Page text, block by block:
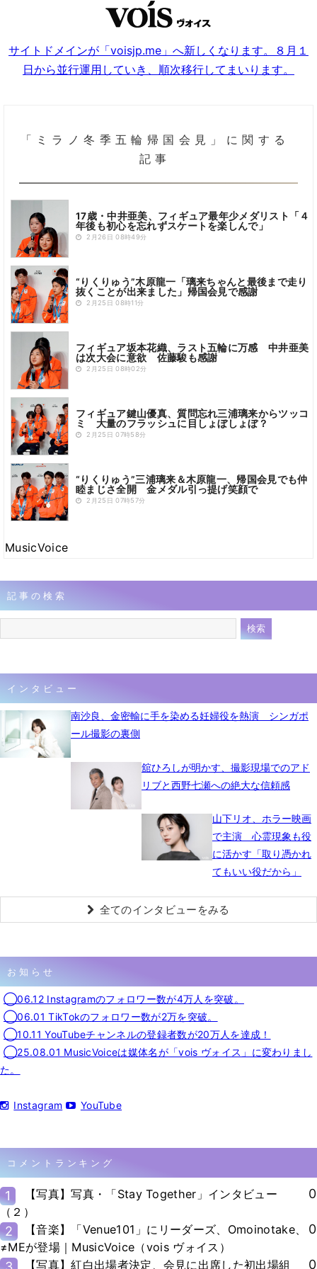
サイトドメインが「voisjp.me」へ新しくなります。８月１
日から並行運用していき、順次移行してまいります。
「ミラノ冬季五輪帰国会見」に関する
記事
17歳・中井亜美、フィギュア最年少メダリスト「４
年後も初心を忘れずスケートを楽しんで」
2月26日 08時49分
“りくりゅう”木原龍一「璃来ちゃんと最後まで走り
抜くことが出来ました」帰国会見で感謝
2月25日 08時11分
フィギュア坂本花織、ラスト五輪に万感 中井亜美
は次大会に意欲 佐藤駿も感謝
2月25日 08時02分
フィギュア鍵山優真、質問忘れ三浦璃来からツッコ
ミ 大量のフラッシュに目しょぼしょぼ？
2月25日 07時58分
“りくりゅう”三浦璃来＆木原龍一、帰国会見でも仲
睦まじさ全開 金メダル引っ提げ笑顔で
2月25日 07時57分
MusicVoice
記事の検索
インタビュー
南沙良、金密輸に手を染める妊婦役を熱演 シンガポ
ール撮影の裏側
舘ひろしが明かす、撮影現場でのアド
リブと西野七瀬への絶大な信頼感
山下リオ、ホラー映画
で主演 心霊現象も役
に活かす「取り憑かれ
てもいい役だから」
全てのインタビューをみる
お知らせ
◯06.12 Instagramのフォロワー数が4万人を突破。
◯06.01 TikTokのフォロワー数が2万を突破。
◯10.11 YouTubeチャンネルの登録者数が20万人を達成！
◯25.08.01 MusicVoiceは媒体名が「vois ヴォイス」に変わりまし
た。
Instagram YouTube
コメントランキング
1
【写真】写真・「Stay Together」インタビュー
（２）
0
2
【音楽】「Venue101」にリーダーズ、Omoinotake、
≠MEが登場｜MusicVoice（vois ヴォイス）
0
【写真】紅白出場者決定、会見に出席した初出場組 0